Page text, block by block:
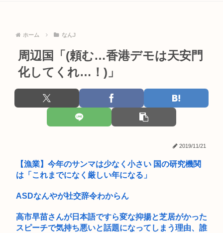
普通の日本人「アレ..?まともな政治議論できんの『自民党』し
高市早苗「消費税減税の財源は今から考える」
韓国人「え待って、何で日本の避難所って10年前と同レベルな
の(ド...
部落民のことお前らの地域ってなんて言ってた？
中国大使館に侵入した自衛官（24）、動機を告白「中国の強硬
【衝撃】ワンピースアンチの正体、ついに判明してしまう…
【動画】ママさん「新しい洗濯機買って1発目に回したらコレ
w」⇒ｗ...
「保釈金を払えば逮捕されずに済むよ」30代男性が1342万円
だ...
冥王計画ゼオライマーさんたった2回のスパロボ参戦で大人気
会議中にペン回ししてたら、隣の人が資料の裏に「ペン回しや
めてくだ...
【ひろゆき他】Xのインフルエンサー達「高市さぁ、為替介入
早稲田大生、複数名がゴールドカードのポイント詐欺で無銭飲
ホーム なんJ
周辺国「(頼む…香港デモは天安門
化してくれ…！)」
2019/11/21
【漁業】今年のサンマは少なく小さい 国の研究機関
は「これまでになく厳しい年になる」
ASDなんやが社交辞令わからん
高市早苗さんが日本語ですら変な抑揚と芝居がかった
スピーチで気持ち悪いと話題になってしまう理由、誰